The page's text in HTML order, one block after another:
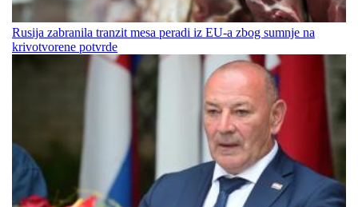
Rusija zabranila tranzit mesa peradi iz EU-a zbog sumnje na
krivotvorene potvrde